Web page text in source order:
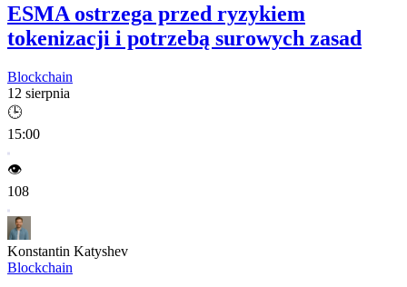
ESMA ostrzega przed ryzykiem
tokenizacji i potrzebą surowych zasad
Blockchain
12 sierpnia
🕒
15:00
👁️
108
Konstantin Katyshev
Blockchain